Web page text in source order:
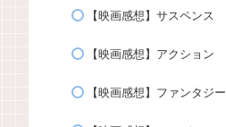
【映画感想】サスペンス
【映画感想】アクション
【映画感想】ファンタジー